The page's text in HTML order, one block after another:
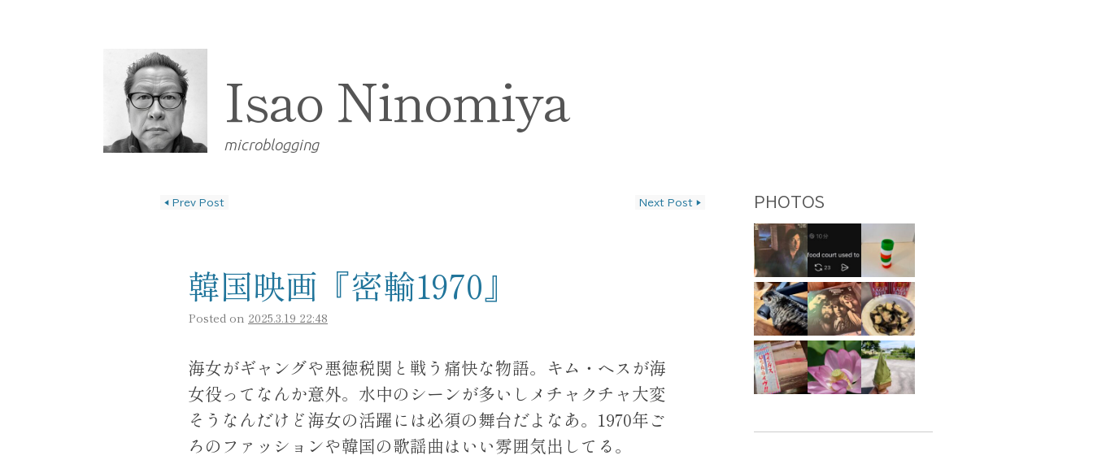
Isao Ninomiya
microblogging
◀ Prev Post Next Post ▶
韓国映画『密輸1970』
Posted on 2025.3.19 22:48
海女がギャングや悪徳税関と戦う痛快な物語。キム・ヘスが海
女役ってなんか意外。水中のシーンが多いしメチャクチャ大変
そうなんだけど海女の活躍には必須の舞台だよなあ。1970年ご
ろのファッションや韓国の歌謡曲はいい雰囲気出してる。
PHOTOS